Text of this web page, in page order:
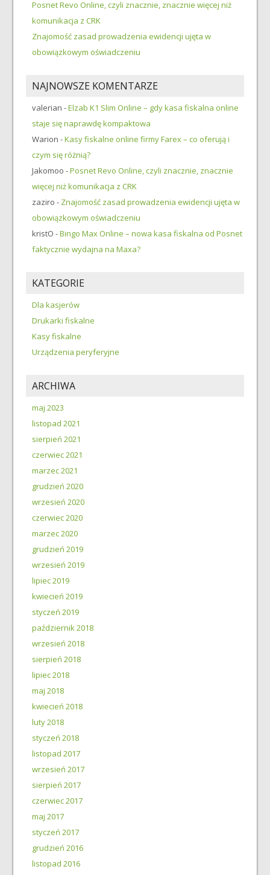
Posnet Revo Online, czyli znacznie, znacznie więcej niż
komunikacja z CRK
Znajomość zasad prowadzenia ewidencji ujęta w
obowiązkowym oświadczeniu
NAJNOWSZE KOMENTARZE
valerian -Elzab K1 Slim Online – gdy kasa fiskalna online
staje się naprawdę kompaktowa
Warion -Kasy fiskalne online firmy Farex – co oferują i
czym się różnią?
Jakomoo -Posnet Revo Online, czyli znacznie, znacznie
więcej niż komunikacja z CRK
zaziro - Znajomość zasad prowadzenia ewidencji ujęta w
obowiązkowym oświadczeniu
kristO -Bingo Max Online – nowa kasa fiskalna od Posnet
faktycznie wydajna na Maxa?
KATEGORIE
Dla kasjerów
Drukarki fiskalne
Kasy fiskalne
Urządzenia peryferyjne
ARCHIWA
maj 2023
listopad 2021
sierpień 2021
czerwiec 2021
marzec 2021
grudzień 2020
wrzesień 2020
czerwiec 2020
marzec 2020
grudzień 2019
wrzesień 2019
lipiec 2019
kwiecień 2019
styczeń 2019
październik 2018
wrzesień 2018
sierpień 2018
lipiec 2018
maj 2018
kwiecień 2018
luty 2018
styczeń 2018
listopad 2017
wrzesień 2017
sierpień 2017
czerwiec 2017
maj 2017
styczeń 2017
grudzień 2016
listopad 2016